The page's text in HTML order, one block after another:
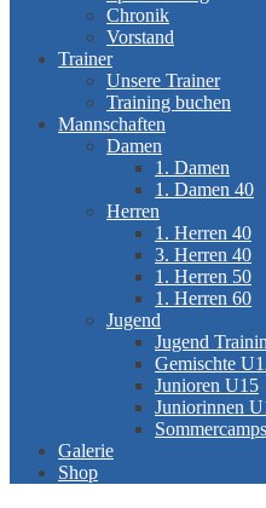
Chronik
Vorstand
Trainer
Unsere Trainer
Training buchen
Mannschaften
Damen
1. Damen
1. Damen 40
Herren
1. Herren 40
3. Herren 40
1. Herren 50
1. Herren 60
Jugend
Jugend
Gemischte
Junioren U15
Juniorinnen
Sommercamps
Galerie
Shop